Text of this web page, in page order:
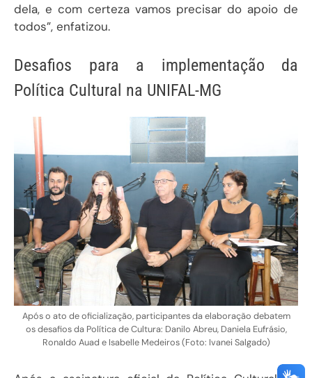
dela, e com certeza vamos precisar do apoio de
todos”, enfatizou.
Desafios para a implementação da
Política Cultural na UNIFAL-MG
Após o ato de oficialização, participantes da elaboração debatem
os desafios da Política de Cultura: Danilo Abreu, Daniela Eufrásio,
Ronaldo Auad e Isabelle Medeiros (Foto: Ivanei Salgado)